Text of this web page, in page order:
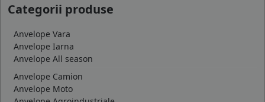
Categorii produse
Anvelope Vara
Anvelope Iarna
Anvelope All season
Anvelope Camion
Anvelope Moto